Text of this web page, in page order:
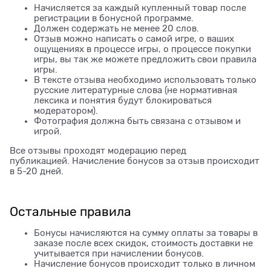
Начисляется за каждый купленный товар после
регистрации в бонусной программе.
Должен содержать не менее 20 слов.
Отзыв можно написать о самой игре, о ваших
ощущениях в процессе игры, о процессе покупки
игры, вы так же можете предложить свои правила
игры.
В тексте отзыва необходимо использовать только
русские литературные слова (не нормативная
лексика и понятия будут блокироваться
модератором).
Фотография должна быть связана с отзывом и
игрой.
Все отзывы проходят модерацию перед
публикацией. Начисление бонусов за отзыв происходит
в 5-20 дней.
Остальные правила
Бонусы начисляются на сумму оплаты за товары в
заказе после всех скидок, стоимость доставки не
учитывается при начислении бонусов.
Начисление бонусов происходит только в личном